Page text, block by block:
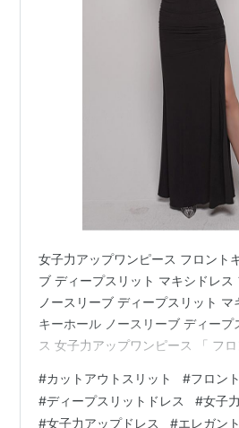
女子力アップワンピース フロント
ブ ディープスリット マキシドレ
ノースリーブ ディープスリット マ
キーホール ノースリーブ ディープ
ス 女子力アップワンピース 「 フ
」 パーティードレスにノースリー
トマキシドレス フロントキーホー
#カットアウトスリット #フロン
#ディープスリットドレス #女子
#女子力アップドレス #エレガン